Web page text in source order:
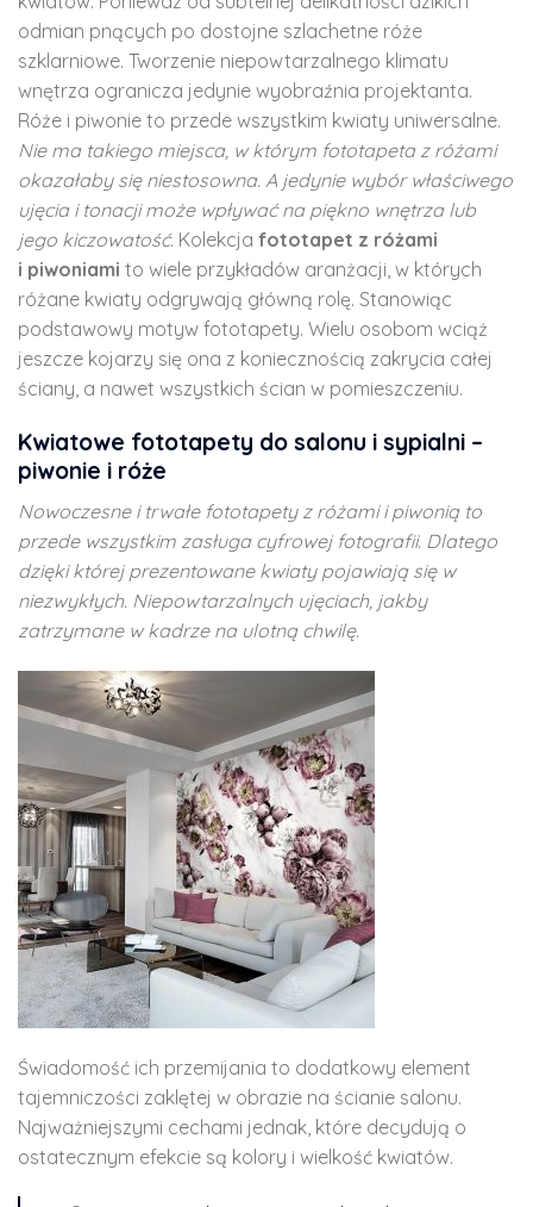
odmian pnących po dostojne szlachetne róże
szklarniowe. Tworzenie niepowtarzalnego klimatu
wnętrza ogranicza jedynie wyobraźnia projektanta.
Róże i piwonie to przede wszystkim kwiaty uniwersalne.
Nie ma takiego miejsca, w którym fototapeta z różami
okazałaby się niestosowna. A jedynie wybór właściwego
ujęcia i tonacji może wpływać na piękno wnętrza lub
jego kiczowatość. Kolekcja fototapet z różami
i piwoniami to wiele przykładów aranżacji, w których
różane kwiaty odgrywają główną rolę. Stanowiąc
podstawowy motyw fototapety. Wielu osobom wciąż
jeszcze kojarzy się ona z koniecznością zakrycia całej
ściany, a nawet wszystkich ścian w pomieszczeniu.
Kwiatowe fototapety do salonu i sypialni –
piwonie i róże
Nowoczesne i trwałe fototapety z różami i piwonią to
przede wszystkim zasługa cyfrowej fotografii. Dlatego
dzięki której prezentowane kwiaty pojawiają się w
niezwykłych. Niepowtarzalnych ujęciach, jakby
zatrzymane w kadrze na ulotną chwilę.
Świadomość ich przemijania to dodatkowy element
tajemniczości zaklętej w obrazie na ścianie salonu.
Najważniejszymi cechami jednak, które decydują o
ostatecznym efekcie są kolory i wielkość kwiatów.